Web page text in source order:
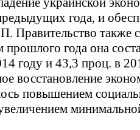
года, и
Правительство также
года она
году и 43,3 проц. в
восстановление
повышением